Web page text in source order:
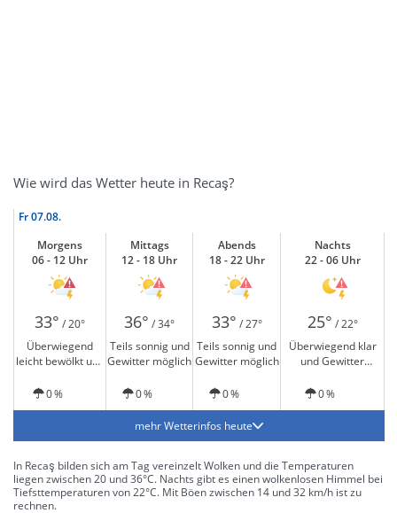
Wie wird das Wetter heute in Recaş?
Fr07.08.
Morgens
06 - 12 Uhr
Mittags
12 - 18 Uhr
Abends
18 - 22 Uhr
Nachts
22 - 06 Uhr
33° / 20° 36° / 34° 33° / 27° 25° / 22°
Überwiegend
leicht bewölkt und
Teils sonnig und
Gewitter möglich
Teils sonnig und
Gewitter möglich
Überwiegend klar
und Gewitter
0 %
0 % 0 % 0 %
mehr Wetterinfos heute
In Recaş bilden sich am Tag vereinzelt Wolken und die Temperaturen
liegen zwischen 20 und 36°C. Nachts gibt es einen wolkenlosen Himmel bei
Tiefsttemperaturen von 22°C. Mit Böen zwischen 14 und 32 km/h ist zu
rechnen.